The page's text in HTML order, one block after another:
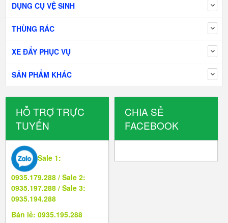
DỤNG CỤ VỆ SINH
THÙNG RÁC
XE ĐẨY PHỤC VỤ
SẢN PHẨM KHÁC
HỖ TRỢ TRỰC
TUYẾN
Sale 1:
0935.179.288 / Sale 2:
0935.197.288 / Sale 3:
0935.194.288
Bán lẻ: 0935.195.288
CHIA SẺ
FACEBOOK